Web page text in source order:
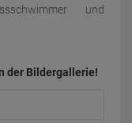
und
der Bildergallerie!